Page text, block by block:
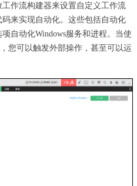
作流构建器来设置自定义工作流
来实现自动化。这些包括自动化
自动化Windows服务和进程。当使
您可以触发外部操作，甚至可以运